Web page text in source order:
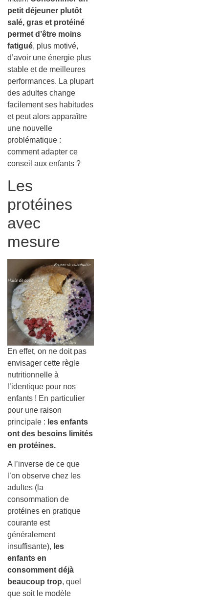
petit déjeuner plutôt
salé, gras et protéiné
permet d’être moins
fatigué, plus motivé,
d’avoir une énergie plus
stable et de meilleures
performances. La plupart
des adultes change
facilement ses habitudes
et peut alors apparaître
une nouvelle
problématique :
comment adapter ce
conseil aux enfants ?
Les
protéines
avec
mesure
En effet, on ne doit pas
envisager cette règle
nutritionnelle à
l’identique pour nos
enfants ! En particulier
pour une raison
principale : les enfants
ont des besoins limités
en protéines.
A l’inverse de ce que
l’on observe chez les
adultes (la
consommation de
protéines en pratique
courante est
généralement
insuffisante), les
enfants en
consomment déjà
beaucoup trop, quel
que soit le modèle